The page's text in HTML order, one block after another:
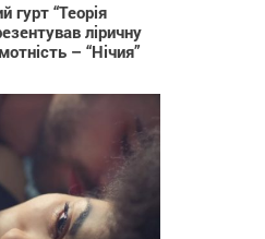
гурт “Теорія
ліричну
– “Нічия”